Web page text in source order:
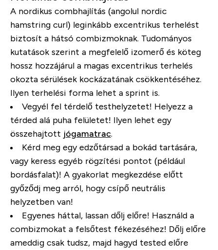
A nordikus combhajlítás (angolul nordic
hamstring curl) leginkább excentrikus terhelést
biztosít a hátsó combizmoknak. Tudományos
kutatások szerint a megfelelő izomerő és köteg
hossz hozzájárul a magas excentrikus terhelés
okozta sérülések kockázatának csökkentéséhez.
Ilyen terhelési forma lehet a sprint is.
Vegyél fel térdelő testhelyzetet! Helyezz a
térded alá puha felületet! Ilyen lehet egy
összehajtott jógamatrac.
Kérd meg egy edzőtársad a bokád tartására,
vagy keress egyéb rögzítési pontot (például
bordásfalat)! A gyakorlat megkezdése előtt
győződj meg arról, hogy csípő neutrális
helyzetben van!
Egyenes háttal, lassan dőlj előre! Használd a
combizmokat a felsőtest fékezéséhez! Dőlj előre
ameddig csak tudsz, majd hagyd tested előre